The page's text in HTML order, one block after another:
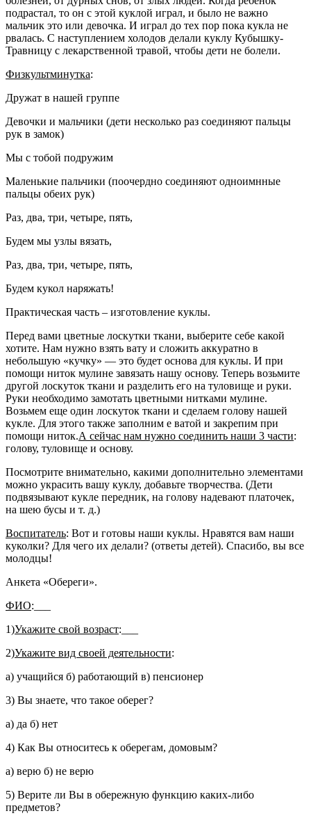
подрастал, то он с этой куклой играл, и было не важно
мальчик это или девочка. И играл до тех пор пока кукла не
рвалась. С наступлением холодов делали куклу Кубышку-
Травницу с лекарственной травой, чтобы дети не болели.
Физкультминутка:
Дружат в нашей группе
Девочки и мальчики (дети несколько раз соединяют пальцы
рук в замок)
Мы с тобой подружим
Маленькие пальчики (поочердно соединяют одноимнные
пальцы обеих рук)
Раз, два, три, четыре, пять,
Будем мы узлы вязать,
Раз, два, три, четыре, пять,
Будем кукол наряжать!
Практическая часть – изготовление куклы.
Перед вами цветные лоскутки ткани, выберите себе какой
хотите. Нам нужно взять вату и сложить аккуратно в
небольшую «кучку» — это будет основа для куклы. И при
помощи ниток мулине завязать нашу основу. Теперь возьмите
другой лоскуток ткани и разделить его на туловище и руки.
Руки необходимо замотать цветными нитками мулине.
Возьмем еще один лоскуток ткани и сделаем голову нашей
кукле. Для этого также заполним е ватой и закрепим при
помощи ниток.А сейчас нам нужно соединить наши 3 части:
голову, туловище и основу.
Посмотрите внимательно, какими дополнительно элементами
можно украсить вашу куклу, добавьте творчества. (Дети
подвязывают кукле передник, на голову надевают платочек,
на шею бусы и т. д.)
Воспитатель: Вот и готовы наши куклы. Нравятся вам наши
куколки? Для чего их делали? (ответы детей). Спасибо, вы все
молодцы!
Анкета «Обереги».
ФИО:___
1)Укажите свой возраст:___
2)Укажите вид своей деятельности:
а) учащийся б) работающий в) пенсионер
3) Вы знаете, что такое оберег?
а) да б) нет
4) Как Вы относитесь к оберегам, домовым?
а) верю б) не верю
5) Верите ли Вы в обережную функцию каких-либо
предметов?